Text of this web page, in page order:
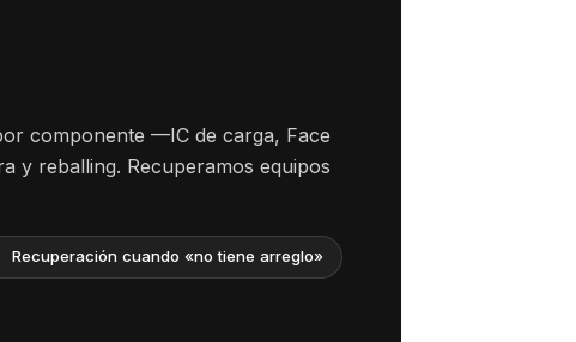
componente —IC de carga, Face
y reballing. Recuperamos equipos
Recuperación cuando «no tiene arreglo»